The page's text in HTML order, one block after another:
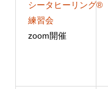
シータヒーリング®️
練習会
zoom開催